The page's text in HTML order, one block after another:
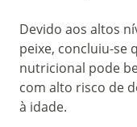
Devido aos altos
peixe, concluiu-se
nutricional pode
com alto risco de
à idade.